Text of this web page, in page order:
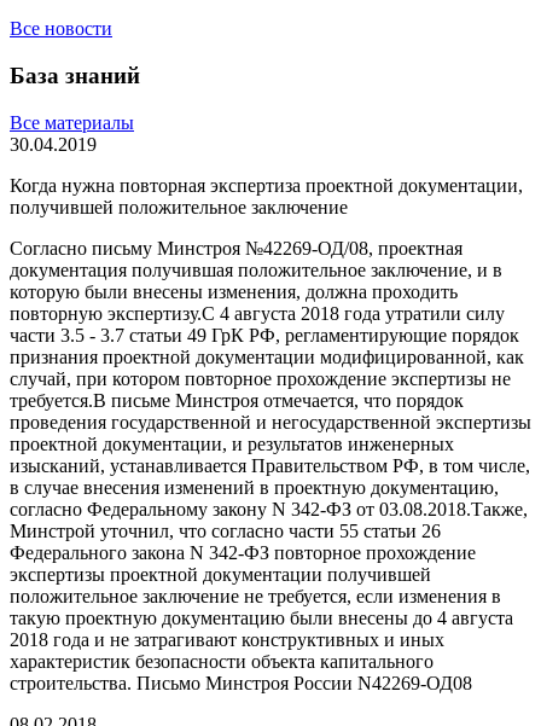
Все новости
База знаний
Все материалы
30.04.2019
Когда нужна повторная экспертиза проектной документации,
получившей положительное заключение
Согласно письму Минстроя №42269-ОД/08, проектная
документация получившая положительное заключение, и в
которую были внесены изменения, должна проходить
повторную экспертизу.С 4 августа 2018 года утратили силу
части 3.5 - 3.7 статьи 49 ГрК РФ, регламентирующие порядок
признания проектной документации модифицированной, как
случай, при котором повторное прохождение экспертизы не
требуется.В письме Минстроя отмечается, что порядок
проведения государственной и негосударственной экспертизы
проектной документации, и результатов инженерных
изысканий, устанавливается Правительством РФ, в том числе,
в случае внесения изменений в проектную документацию,
согласно Федеральному закону N 342-ФЗ от 03.08.2018.Также,
Минстрой уточнил, что согласно части 55 статьи 26
Федерального закона N 342-ФЗ повторное прохождение
экспертизы проектной документации получившей
положительное заключение не требуется, если изменения в
такую проектную документацию были внесены до 4 августа
2018 года и не затрагивают конструктивных и иных
характеристик безопасности объекта капитального
строительства. Письмо Минстроя России N42269-ОД08